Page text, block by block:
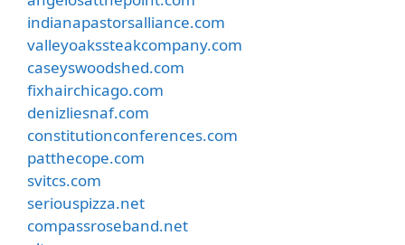
indianapastorsalliance.com
valleyoakssteakcompany.com
caseyswoodshed.com
fixhairchicago.com
denizliesnaf.com
constitutionconferences.com
patthecope.com
svitcs.com
seriouspizza.net
compassroseband.net